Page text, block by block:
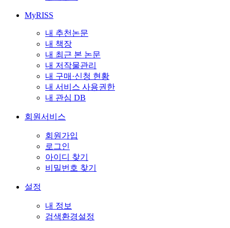
MyRISS
내 추천논문
내 책장
내 최근 본 논문
내 저작물관리
내 구매·신청 현황
내 서비스 사용권한
내 관심 DB
회원서비스
회원가입
로그인
아이디 찾기
비밀번호 찾기
설정
내 정보
검색환경설정